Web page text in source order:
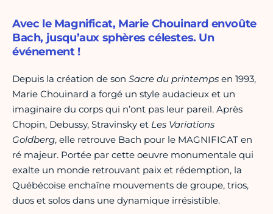
Avec le Magnificat, Marie Chouinard envoûte
Bach, jusqu’aux sphères célestes. Un
événement !
Depuis la création de son Sacre du printemps en 1993,
Marie Chouinard a forgé un style audacieux et un
imaginaire du corps qui n’ont pas leur pareil. Après
Chopin, Debussy, Stravinsky et Les Variations
Goldberg, elle retrouve Bach pour le MAGNIFICAT en
ré majeur. Portée par cette oeuvre monumentale qui
exalte un monde retrouvant paix et rédemption, la
Québécoise enchaîne mouvements de groupe, trios,
duos et solos dans une dynamique irrésistible.